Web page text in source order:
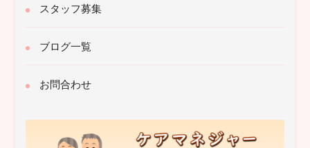
スタッフ募集
ブログ一覧
お問合わせ